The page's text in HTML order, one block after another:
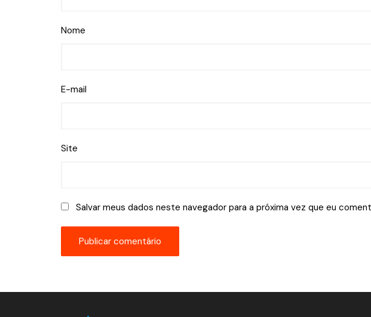
Nome
E-mail
Site
Salvar meus dados neste navegador para a próxima vez que eu